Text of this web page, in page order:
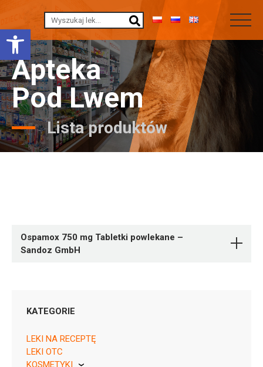
Otwórz pasek narzędzi
Apteka
Pod Lwem
Lista produktów
Ospamox 750 mg Tabletki powlekane –
Sandoz GmbH
KATEGORIE
LEKI NA RECEPTĘ
LEKI OTC
KOSMETYKI